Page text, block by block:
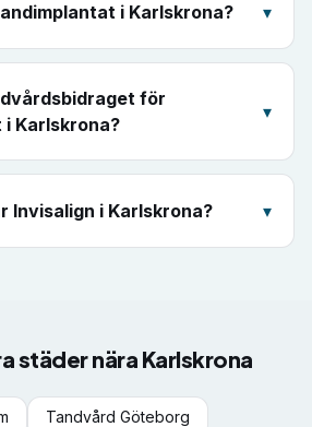
i Karlskrona? ▾
för
Karlskrona?
▾
Invisalign i Karlskrona? ▾
städer nära Karlskrona
Tandvård Göteborg